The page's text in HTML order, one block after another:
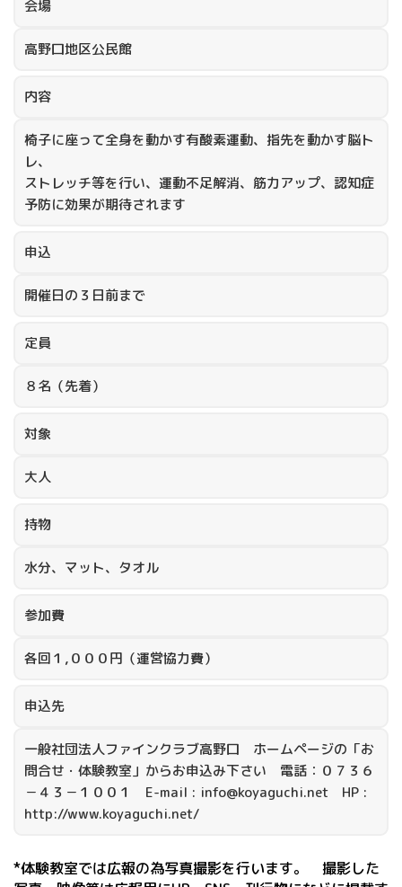
会場
高野口地区公民館
内容
椅子に座って全身を動かす有酸素運動、指先を動かす脳ト
レ、
ストレッチ等を行い、運動不足解消、筋力アップ、認知症
予防に効果が期待されます
申込
開催日の３日前まで
定員
８名（先着）
対象
大人
持物
水分、マット、タオル
参加費
各回１,０００円（運営協力費）
申込先
一般社団法人ファインクラブ高野口 ホームページの「お
問合せ・体験教室」からお申込み下さい 電話：０７３６
－４３－１００１ E-mail : info@koyaguchi.net HP :
http://www.koyaguchi.net/
*体験教室では広報の為写真撮影を行います。 撮影した